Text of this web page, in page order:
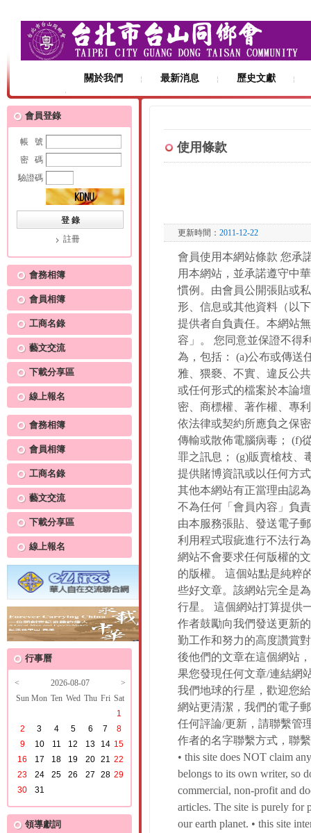
關於我們 最新消息 歷史文獻
會員登錄
帳 號
密 碼
驗證碼
註冊
會務相簿
會員相簿
工商名錄
藝文交流
下載分享區
線上報名
會務相簿
會員相簿
工商名錄
藝文交流
下載分享區
線上報名
行事曆
< 2026-08-07
>
Sun Mon Ten Wed Thu Fri Sat
1
2
3 4 5 6 7
8
9
10 11 12 13 14 15
16
17 18 19 20 21 22
23
24 25 26 27 28 29
30
31
領導獻詞
使用條款
更新時間： 2011-12-22
會員使用本網站條款 您承
用本網站，並承諾遵守中
慣例。由會員公開張貼或
形、信息或其他資料（以
提供者自負責任。本網站
容」。 您同意並保證不得
為，包括： (a)公布或傳送
雅、猥褻、不實、違反公
或任何形式的檔案於本論
密、商標權、著作權、專
依法律或契約所應負之保
傳輸或散佈電腦病毒； (f)
罪之訊息； (g)販賣槍枝、
提供賭博資訊或以任何方
其他本網站有正當理由認
不為任何「會員內容」負
由本服務張貼、發送電子
利用程式瑕疵進行不法行
網站不會要求任何版權的
的版權。 這個站點是純粹
些好文章。該網站完全是
行星。 這個網站打算提供
作者鼓勵向我們發送更新
勤工作和努力的高度讚賞
後他們的文章在這個網站
果您發現任何文章/連結網
我們地球的行星，歡迎您
網站更清潔，我們的電子
任何評論/更新，請聯繫管
作者的名字聯繫方式，聯
• this site does NOT claim
belongs to its own writer, so
commercial, non-profit and
articles. The site is purely for
our earth planet. • this site